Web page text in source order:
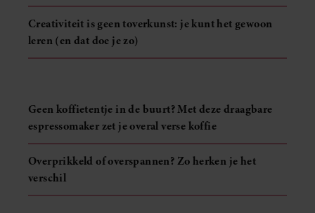
Creativiteit is geen toverkunst: je kunt het gewoon
leren (en dat doe je zo)
Geen koffietentje in de buurt? Met deze draagbare
espressomaker zet je overal verse koffie
Overprikkeld of overspannen? Zo herken je het
verschil